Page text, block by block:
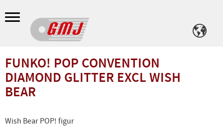
Meny
FUNKO! POP CONVENTION
DIAMOND GLITTER EXCL WISH
BEAR
Wish Bear POP! figur